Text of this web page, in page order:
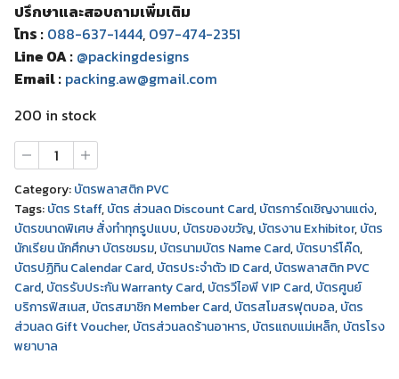
ปรึกษาและสอบถามเพิ่มเติม
โทร : 088-637-1444, 097-474-2351
Line OA : @packingdesigns
Email : packing.aw@gmail.com
200 in stock
บัตร
พลาสติก
สีใส
สกรีน
ทอง
quantity
Category:บัตรพลาสติก PVC
Tags:บัตร Staff,บัตร ส่วนลด Discount Card,บัตรการ์ดเชิญงานแต่ง,
บัตรขนาดพิเศษ สั่งทำทุกรูปแบบ,บัตรของขวัญ,บัตรงาน Exhibitor,บัตร
นักเรียน นักศึกษา บัตรชมรม,บัตรนามบัตร Name Card,บัตรบาร์โค๊ด,
บัตรปฏิทิน Calendar Card,บัตรประจําตัว ID Card,บัตรพลาสติก PVC
Card,บัตรรับประกัน Warranty Card,บัตรวีไอพี VIP Card,บัตรศูนย์
บริการฟิสเนส,บัตรสมาชิก Member Card,บัตรสโมสรฟุตบอล,บัตร
ส่วนลด Gift Voucher,บัตรส่วนลดร้านอาหาร,บัตรแถบแม่เหล็ก,บัตรโรง
พยาบาล